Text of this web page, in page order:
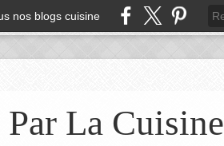
nos blogs cuisine
Par La Cuisine